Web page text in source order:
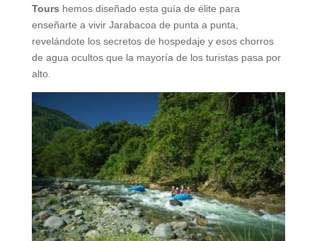
Tours hemos diseñado esta guía de élite para
enseñarte a vivir Jarabacoa de punta a punta,
revelándote los secretos de hospedaje y esos chorros
de agua ocultos que la mayoría de los turistas pasa por
alto.